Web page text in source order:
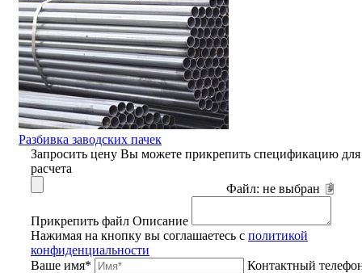
Разбивка заводских пачек
Запросить цену Вы можете прикрепить спецификацию для
расчета
Файл: не выбран
Прикрепить файл Описание
Нажимая на кнопку вы соглашаетесь с политикой
конфиденциальности
Ваше имя*
Контактный